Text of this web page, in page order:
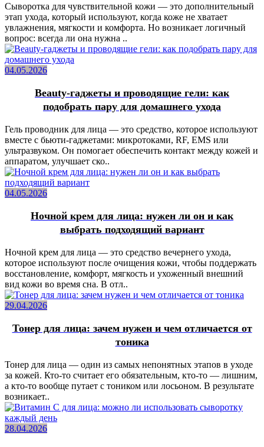
Сыворотка для чувствительной кожи — это дополнительный
этап ухода, который используют, когда коже не хватает
увлажнения, мягкости и комфорта. Но возникает логичный
вопрос: всегда ли она нужна ..
04.05.2026
Beauty-гаджеты и проводящие гели: как
подобрать пару для домашнего ухода
Гель проводник для лица — это средство, которое используют
вместе с бьюти-гаджетами: микротоками, RF, EMS или
ультразвуком. Он помогает обеспечить контакт между кожей и
аппаратом, улучшает ско..
04.05.2026
Ночной крем для лица: нужен ли он и как
выбрать подходящий вариант
Ночной крем для лица — это средство вечернего ухода,
которое используют после очищения кожи, чтобы поддержать
восстановление, комфорт, мягкость и ухоженный внешний
вид кожи во время сна. В отл..
29.04.2026
Тонер для лица: зачем нужен и чем отличается от
тоника
Тонер для лица — один из самых непонятных этапов в уходе
за кожей. Кто-то считает его обязательным, кто-то — лишним,
а кто-то вообще путает с тоником или лосьоном. В результате
возникает..
28.04.2026